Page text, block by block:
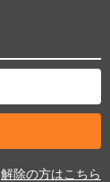
解除の方はこちら